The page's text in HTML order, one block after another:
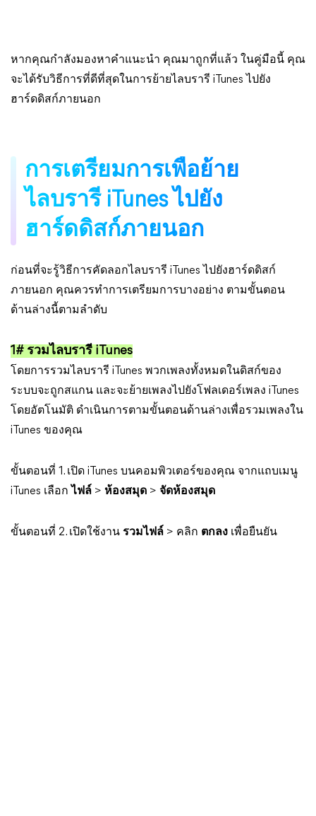
หากคุณกำลังมองหาคำแนะนำ คุณมาถูกที่แล้ว ในคู่มือนี้ คุณ
จะได้รับวิธีการที่ดีที่สุดในการย้ายไลบรารี iTunes ไปยัง
ฮาร์ดดิสก์ภายนอก
การเตรียมการเพื่อย้าย
ไลบรารี iTunes ไปยัง
ฮาร์ดดิสก์ภายนอก
ก่อนที่จะรู้วิธีการคัดลอกไลบรารี iTunes ไปยังฮาร์ดดิสก์
ภายนอก คุณควรทำการเตรียมการบางอย่าง ตามขั้นตอน
ด้านล่างนี้ตามลำดับ
1# รวมไลบรารี iTunes
โดยการรวมไลบรารี iTunes พวกเพลงทั้งหมดในดิสก์ของ
ระบบจะถูกสแกน และจะย้ายเพลงไปยังโฟลเดอร์เพลง iTunes
โดยอัตโนมัติ ดำเนินการตามขั้นตอนด้านล่างเพื่อรวมเพลงใน
iTunes ของคุณ
ขั้นตอนที่ 1. เปิด iTunes บนคอมพิวเตอร์ของคุณ จากแถบเมนู
iTunes เลือก ไฟล์ > ห้องสมุด > จัดห้องสมุด
ขั้นตอนที่ 2. เปิดใช้งาน รวมไฟล์ > คลิก ตกลง เพื่อยืนยัน